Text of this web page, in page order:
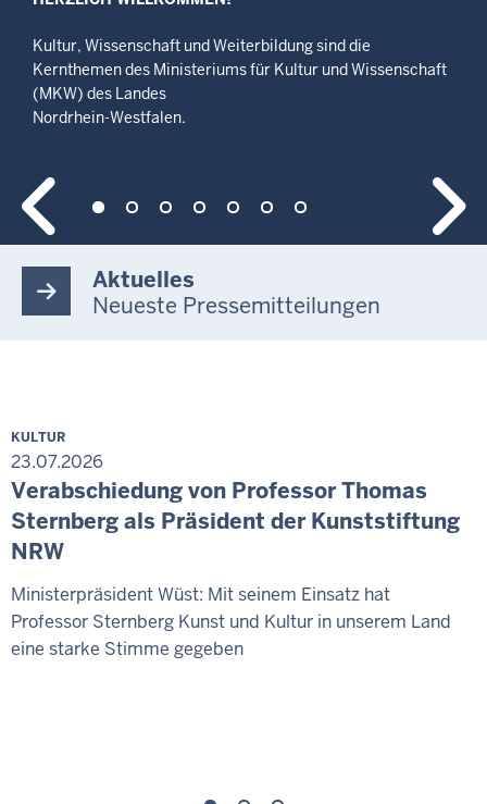
Kultur, Wissenschaft und Weiterbildung sind die
Kernthemen des Ministeriums für Kultur und Wissenschaft
(MKW) des Landes
Nordrhein-Westfalen.
Aktuelles
Neueste Pressemitteilungen
KULTUR
23.07.2026
Verabschiedung von Professor Thomas
Sternberg als Präsident der Kunststiftung
NRW
Ministerpräsident Wüst: Mit seinem Einsatz hat
Professor Sternberg Kunst und Kultur in unserem Land
eine starke Stimme gegeben